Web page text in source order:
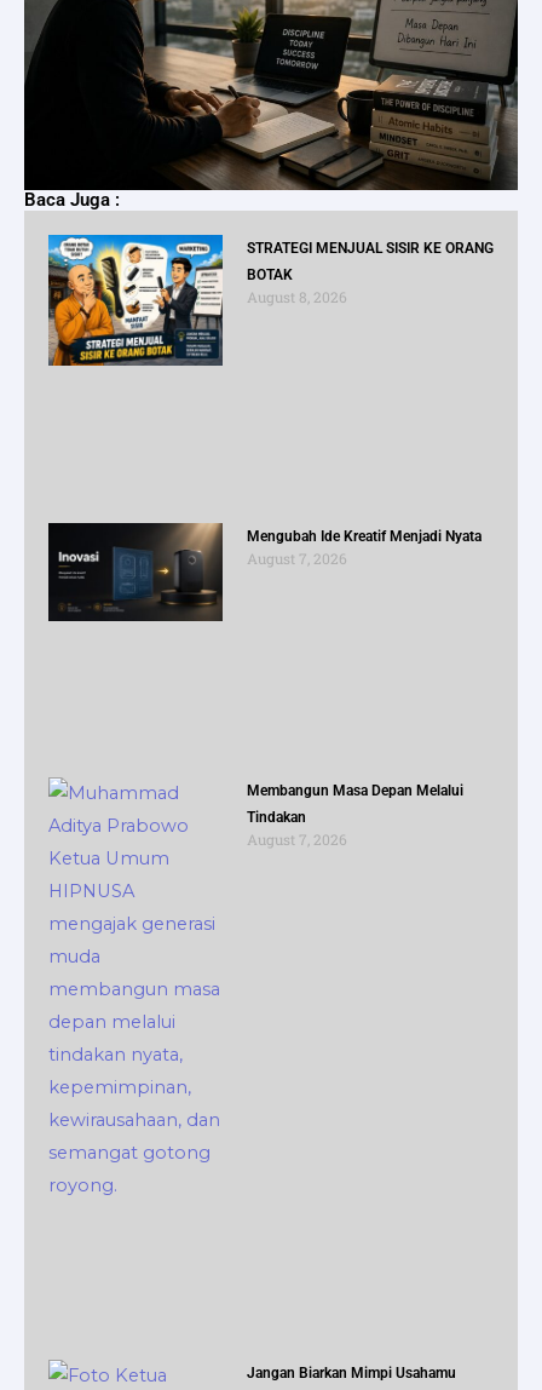
Baca Juga :
STRATEGI MENJUAL SISIR KE ORANG
BOTAK
August 8, 2026
Mengubah Ide Kreatif Menjadi Nyata
August 7, 2026
Membangun Masa Depan Melalui
Tindakan
August 7, 2026
Jangan Biarkan Mimpi Usahamu